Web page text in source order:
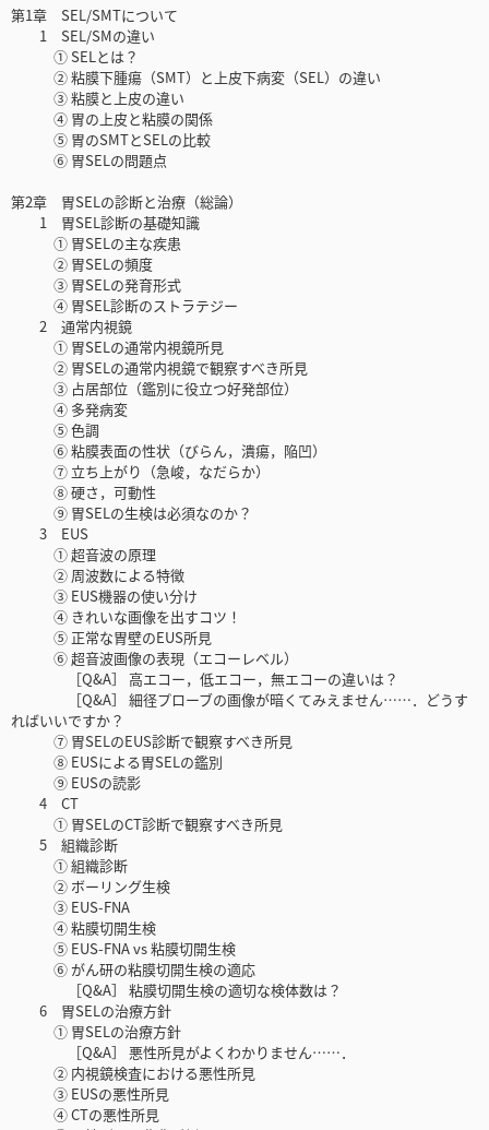
第1章 SEL/SMTについて
1 SEL/SMの違い
① SELとは？
② 粘膜下腫瘍（SMT）と上皮下病変（SEL）の違い
③ 粘膜と上皮の違い
④ 胃の上皮と粘膜の関係
⑤ 胃のSMTとSELの比較
⑥ 胃SELの問題点
第2章 胃SELの診断と治療（総論）
1 胃SEL診断の基礎知識
① 胃SELの主な疾患
② 胃SELの頻度
③ 胃SELの発育形式
④ 胃SEL診断のストラテジー
2 通常内視鏡
① 胃SELの通常内視鏡所見
② 胃SELの通常内視鏡で観察すべき所見
③ 占居部位（鑑別に役立つ好発部位）
④ 多発病変
⑤ 色調
⑥ 粘膜表面の性状（びらん，潰瘍，陥凹）
⑦ 立ち上がり（急峻，なだらか）
⑧ 硬さ，可動性
⑨ 胃SELの生検は必須なのか？
3 EUS
① 超音波の原理
② 周波数による特徴
③ EUS機器の使い分け
④ きれいな画像を出すコツ！
⑤ 正常な胃壁のEUS所見
⑥ 超音波画像の表現（エコーレベル）
［Q&A］ 高エコー，低エコー，無エコーの違いは？
［Q&A］ 細径プローブの画像が暗くてみえません……．どうす
ればいいですか？
⑦ 胃SELのEUS診断で観察すべき所見
⑧ EUSによる胃SELの鑑別
⑨ EUSの読影
4 CT
① 胃SELのCT診断で観察すべき所見
5 組織診断
① 組織診断
② ボーリング生検
③ EUS-FNA
④ 粘膜切開生検
⑤ EUS-FNA vs 粘膜切開生検
⑥ がん研の粘膜切開生検の適応
［Q&A］ 粘膜切開生検の適切な検体数は？
6 胃SELの治療方針
① 胃SELの治療方針
［Q&A］ 悪性所見がよくわかりません……．
② 内視鏡検査における悪性所見
③ EUSの悪性所見
④ CTの悪性所見